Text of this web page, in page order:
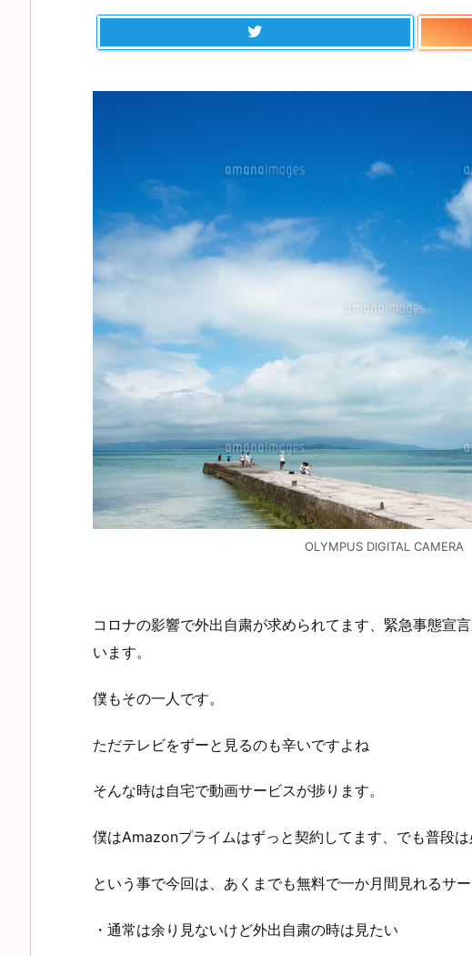
OLYMPUS DIGITAL CAMERA
コロナの影響で外出自粛が求められてます、緊急事態宣
います。
僕もその一人です。
ただテレビをずーと見るのも辛いですよね
そんな時は自宅で動画サービスが捗ります。
僕はAmazonプライムはずっと契約してます、でも普段
という事で今回は、あくまでも無料で一か月間見れるサ
・通常は余り見ないけど外出自粛の時は見たい